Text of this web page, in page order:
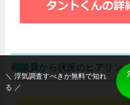
相談員から状況のヒアリング
＼ 浮気調査すべきか無料で知れ
る ／